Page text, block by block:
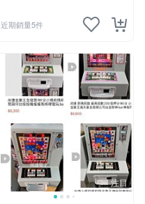
近期銷量5件
注目